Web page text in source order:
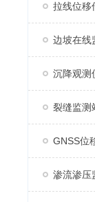
拉线位移
边坡在线
沉降观测
裂缝监测
GNSS位
渗流渗压